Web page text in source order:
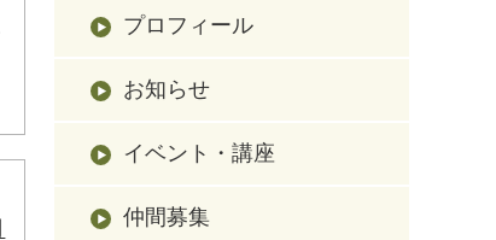
プロフィール
お知らせ
イベント・講座
仲間募集